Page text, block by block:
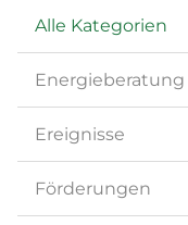
Energieberatung
Ereignisse
Förderungen
Alle Kategorien